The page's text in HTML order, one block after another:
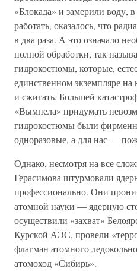
«Блокада» и замерили воду,
работать, оказалось, что
в два раза. А это означало
полной обработки, так
гидрокостюмы, которые,
единственном экземпляре на
и сжигать. Большей
«Вымпела» придумать
гидрокостюмы были
одноразовые, а для нас —
Однако, несмотря на все
Герасимова штурмовали
профессионально. Они
атомной науки — ядерную
осуществили «захват»
Курской АЭС, провели
флагман атомного
атомоход «Сибирь».